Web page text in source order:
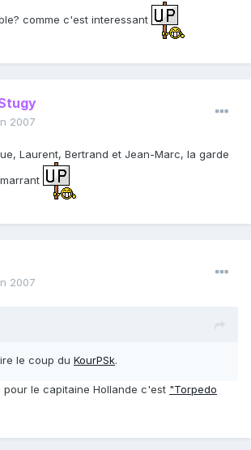
comme c'est interessant
2007
Laurent, Bertrand et Jean-Marc, la garde
2007
le coup du KourPSk.
pour le capitaine Hollande c'est "Torpedo